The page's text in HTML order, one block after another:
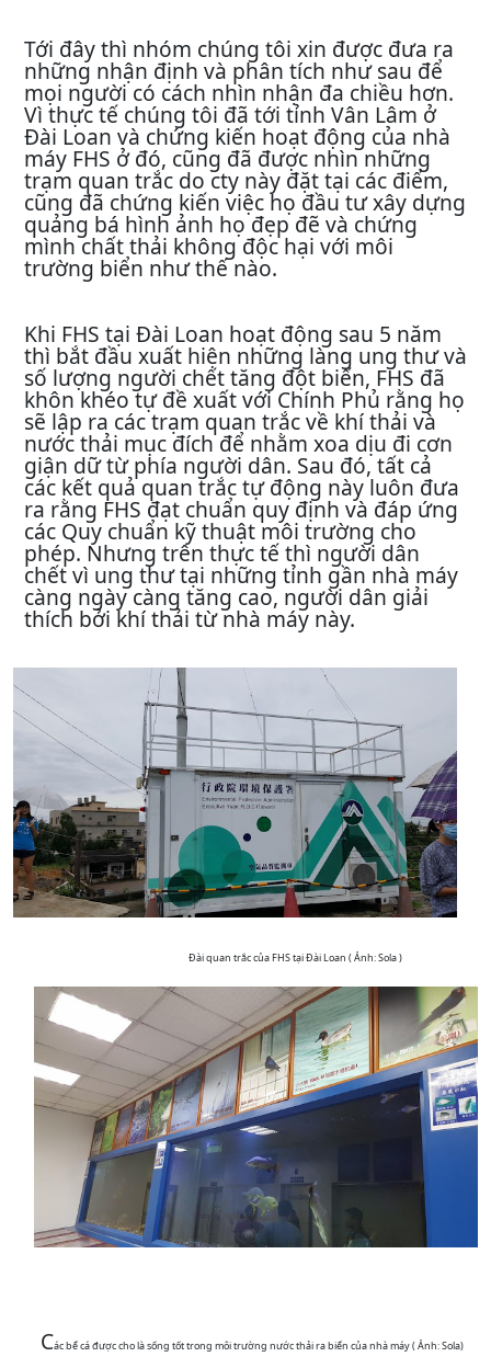
Tới đây thì nhóm chúng tôi xin được đưa ra
những nhận định và phân tích như sau để
mọi người có cách nhìn nhận đa chiều hơn.
Vì thực tế chúng tôi đã tới tỉnh Vân Lâm ở
Đài Loan và chứng kiến hoạt động của nhà
máy FHS ở đó, cũng đã được nhìn những
trạm quan trắc do cty này đặt tại các điểm,
cũng đã chứng kiến việc họ đầu tư xây dựng
quảng bá hình ảnh họ đẹp đẽ và chứng
mình chất thải không độc hại với môi
trường biển như thế nào.
Khi FHS tại Đài Loan hoạt động sau 5 năm
thì bắt đầu xuất hiện những làng ung thư và
số lượng người chết tăng đột biến, FHS đã
khôn khéo tự đề xuất với Chính Phủ rằng họ
sẽ lập ra các trạm quan trắc về khí thải và
nước thải mục đích để nhằm xoa dịu đi cơn
giận dữ từ phía người dân. Sau đó, tất cả
các kết quả quan trắc tự động này luôn đưa
ra rằng FHS đạt chuẩn quy định và đáp ứng
các Quy chuẩn kỹ thuật môi trường cho
phép. Nhưng trên thực tế thì người dân
chết vì ung thư tại những tỉnh gần nhà máy
càng ngày càng tăng cao, người dân giải
thích bởi khí thải từ nhà máy này.
Đài quan trắc của FHS tại Đài Loan ( Ảnh: Sola )
Các bể cá được cho là sống tốt trong môi trường nước thải ra biển của nhà máy ( Ảnh: Sola)